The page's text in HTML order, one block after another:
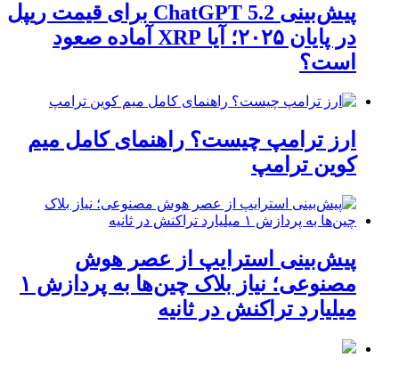
پیش‌بینی ChatGPT 5.2 برای قیمت ریپل
در پایان ۲۰۲۵؛ آیا XRP آماده صعود
است؟
ارز ترامپ چیست؟ راهنمای کامل میم
کوین ترامپ
پیش‌بینی استرایپ از عصر هوش
مصنوعی؛ نیاز بلاک چین‌ها به پردازش ۱
میلیارد تراکنش در ثانیه